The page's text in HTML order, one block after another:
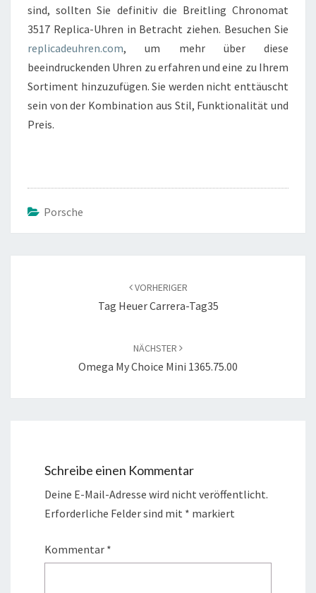
sind, sollten Sie definitiv die Breitling Chronomat
3517 Replica-Uhren in Betracht ziehen. Besuchen Sie
replicadeuhren.com, um mehr über diese
beeindruckenden Uhren zu erfahren und eine zu Ihrem
Sortiment hinzuzufügen. Sie werden nicht enttäuscht
sein von der Kombination aus Stil, Funktionalität und
Preis.
Porsche
VORHERIGER
Tag Heuer Carrera-Tag35
NÄCHSTER
Omega My Choice Mini 1365.75.00
Schreibe einen Kommentar
Deine E-Mail-Adresse wird nicht veröffentlicht.
Erforderliche Felder sind mit * markiert
Kommentar *